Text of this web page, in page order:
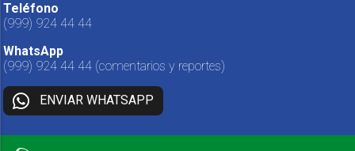
Teléfono
(999) 924 44 44
WhatsApp
(999) 924 44 44 (comentarios y reportes)
ENVIAR WHATSAPP